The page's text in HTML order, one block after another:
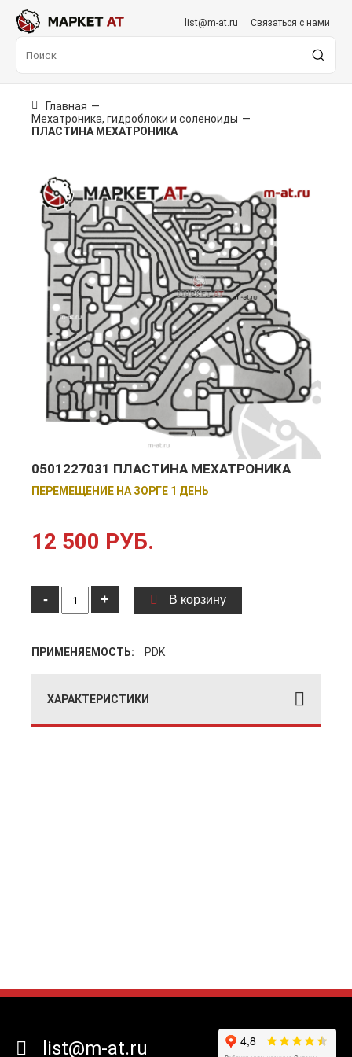
list@m-at.ru Связаться с нами
Главная —
Мехатроника, гидроблоки и соленоиды —
ПЛАСТИНА МЕХАТРОНИКА
0501227031 ПЛАСТИНА МЕХАТРОНИКА
ПЕРЕМЕЩЕНИЕ НА ЗОРГЕ 1 ДЕНЬ
12 500 РУБ.
- + В корзину
ПРИМЕНЯЕМОСТЬ: PDK
ХАРАКТЕРИСТИКИ
list@m-at.ru